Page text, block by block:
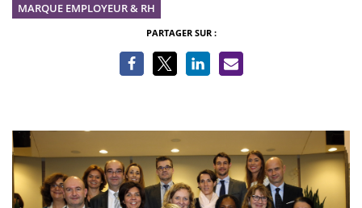
MARQUE EMPLOYEUR & RH
PARTAGER SUR :